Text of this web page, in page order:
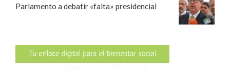
Parlamento a debatir «falta» presidencial